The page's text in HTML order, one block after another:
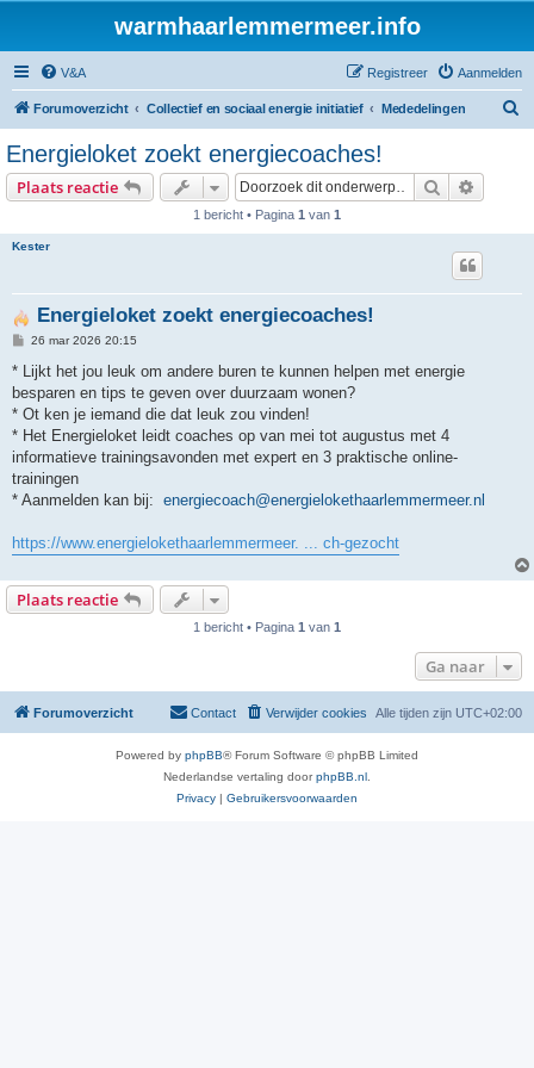
warmhaarlemmermeer.info
V&A Aanmelden
Registreer
Forumoverzicht Collectief en sociaal energie initiatief Mededelingen
Energieloket zoekt energiecoaches!
Plaats reactie Zoek
1 bericht • Pagina 1 van 1
Kester
Energieloket zoekt energiecoaches!
B
r
c
h
26 mar 2026 20:15
* Lijkt het jou leuk om andere buren te kunnen helpen met energie
besparen en tips te geven over duurzaam wonen?
* Ot ken je iemand die dat leuk zou vinden!
* Het Energieloket leidt coaches op van mei tot augustus met 4
informatieve trainingsavonden met expert en 3 praktische online-
trainingen
* Aanmelden kan bij: energiecoach@energielokethaarlemmermeer.nl
https://www.energielokethaarlemmermeer. ... ch-gezocht
Plaats reactie
1 bericht • Pagina 1 van 1
Ga naar
Forumoverzicht Alle tijden zijn UTC+02:00
Verwijder cookies
Contact
Powered by phpBB® Forum Software © phpBB Limited
Nederlandse vertaling doorphpBB.nl
Privacy | Gebruikersvoorwaarden